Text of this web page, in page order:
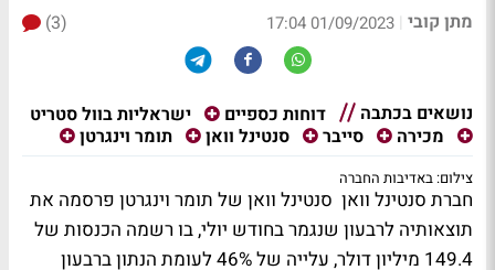
מתן קובי |
01/09/2023 17:04
(3)
נושאים בכתבה דוחות כספיים
ישראליות בוול סטריט
מכירה
סייבר סנטינל וואן תומר וינגרטן
צילום: באדיבות החברה
חברת סנטינל וואן סנטינל וואן של תומר וינגרטן פרסמה את
תוצאותיה לרבעון שנגמר בחודש יולי, בו רשמה הכנסות של
149.4 מיליון דולר, עלייה של 46% לעומת הנתון ברבעון